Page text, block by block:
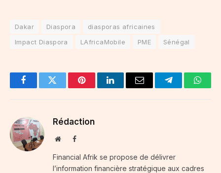
Dakar Diaspora
diasporas africaines
Impact Diaspora
LAfricaMobile PME Sénégal
FacebookTwitter PinterestLinkedInEmail Telegram
Rédaction
WebsiteFacebook
Financial Afrik se propose de délivrer
l’information financière stratégique aux cadres